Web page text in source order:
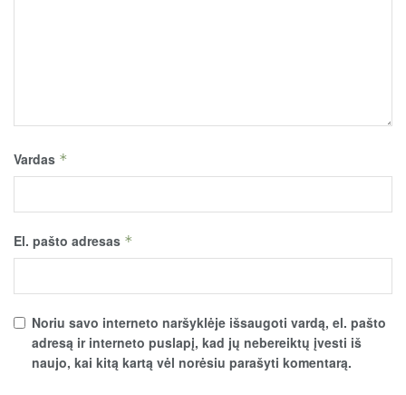
Vardas *
El. pašto adresas *
Noriu savo interneto naršyklėje išsaugoti vardą, el. pašto
adresą ir interneto puslapį, kad jų nebereiktų įvesti iš
naujo, kai kitą kartą vėl norėsiu parašyti komentarą.